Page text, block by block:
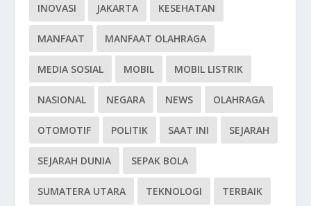
INOVASI JAKARTA KESEHATAN
MANFAAT MANFAAT OLAHRAGA
MEDIA SOSIAL MOBIL MOBIL LISTRIK
NASIONAL NEGARA NEWS OLAHRAGA
OTOMOTIF POLITIK SAAT INI SEJARAH
SEJARAH DUNIA SEPAK BOLA
SUMATERA UTARA TEKNOLOGI TERBAIK